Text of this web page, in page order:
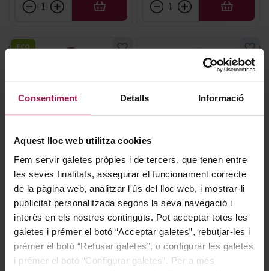
Consentiment Detalls Informació
Aquest lloc web utilitza cookies
Fem servir galetes pròpies i de tercers, que tenen entre
les seves finalitats, assegurar el funcionament correcte
de la pàgina web, analitzar l'ús del lloc web, i mostrar-li
publicitat personalitzada segons la seva navegació i
interès en els nostres continguts. Pot acceptar totes les
galetes i prémer el botó “Acceptar galetes”, rebutjar-les i
prémer el botó “Refusar galetes”, o configurar les galetes
i prémer el botó “Configurar galetes”. Per a més
AFEGIR AFEGIR
DOQ Priorat
Mas d'en Gil Clos Fontà
Mas d'En Gil
2019
61,70 €
ECO
Mas d'en Gil Clos Fontà
Mas d'En Gil
2014
94Pa 93Pe
61,70 €